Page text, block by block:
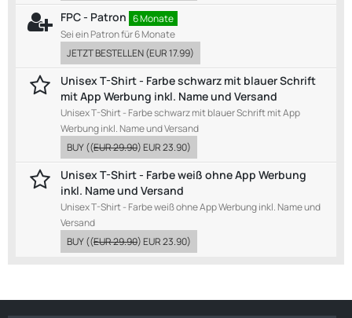
FPC - Patron 6 Monate
Sei ein Patron für 6 Monate
JETZT BESTELLEN(EUR 17.99)
Unisex T-Shirt - Farbe schwarz mit blauer Schrift
mit App Werbung inkl. Name und Versand
Unisex T-Shirt - Farbe schwarz mit blauer Schrift mit App
Werbung inkl. Name und Versand
BUY((EUR 29.90)EUR 23.90)
Unisex T-Shirt - Farbe weiß ohne App Werbung
inkl. Name und Versand
Unisex T-Shirt - Farbe weiß ohne App Werbung inkl. Name und
Versand
BUY((EUR 29.90)EUR 23.90)